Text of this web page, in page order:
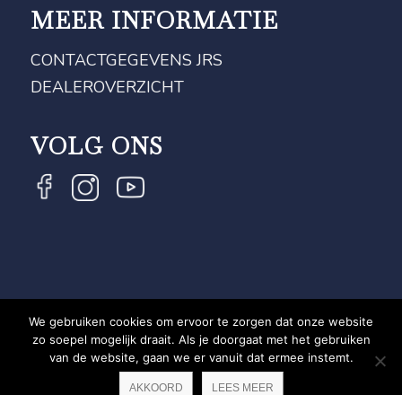
MEER INFORMATIE
CONTACTGEGEVENS JRS
DEALEROVERZICHT
VOLG ONS
COPYRIGHT JRS - EQUESTRIAN BRAND EXPERT -
PRIVACYVERKLARING
WEBSITE DOOR NEWMORE
We gebruiken cookies om ervoor te zorgen dat onze website
zo soepel mogelijk draait. Als je doorgaat met het gebruiken
van de website, gaan we er vanuit dat ermee instemt.
AKKOORD LEES MEER